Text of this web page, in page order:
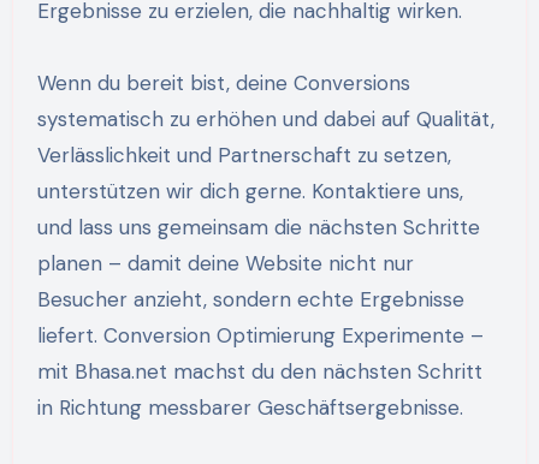
Ergebnisse zu erzielen, die nachhaltig wirken.
Wenn du bereit bist, deine Conversions
systematisch zu erhöhen und dabei auf Qualität,
Verlässlichkeit und Partnerschaft zu setzen,
unterstützen wir dich gerne. Kontaktiere uns,
und lass uns gemeinsam die nächsten Schritte
planen – damit deine Website nicht nur
Besucher anzieht, sondern echte Ergebnisse
liefert. Conversion Optimierung Experimente –
mit Bhasa.net machst du den nächsten Schritt
in Richtung messbarer Geschäftsergebnisse.